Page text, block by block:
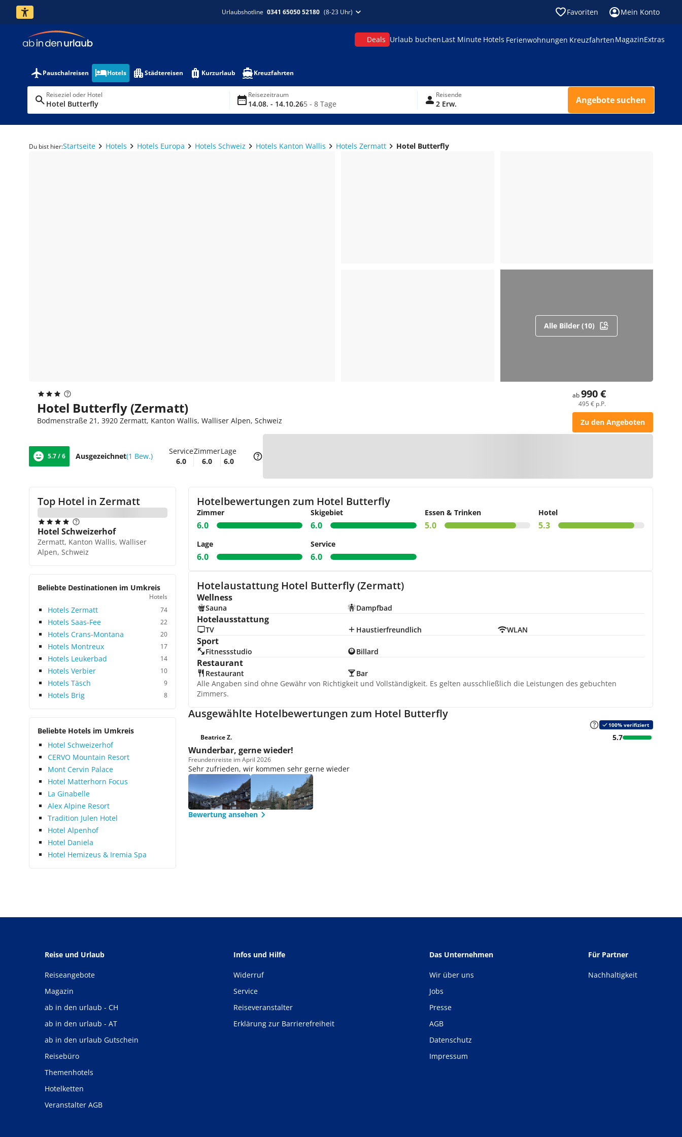
Urlaubshotline 0341 65050 52180 (8-23 Uhr) Favoriten Mein Konto
Deals Urlaub buchenLast Minute Hotels Ferienwohnungen KreuzfahrtenMagazinExtras
Pauschalreisen Hotels Städtereisen Kurzurlaub Kreuzfahrten
Reiseziel oder Hotel
Hotel Butterfly
Reisezeitraum
14.08. - 14.10.265 - 8 Tage
Reisende
2 Erw. Angebote suchen
Du bist hier:Startseite Hotels Hotels Europa Hotels Schweiz Hotels Kanton Wallis Hotels Zermatt Hotel Butterfly
Alle Bilder (10)
Hotel Butterfly (Zermatt)
Bodmenstraße 21, 3920 Zermatt, Kanton Wallis, Walliser Alpen, Schweiz
ab990 €
495 € p.P.
Zu den Angeboten
5.7 / 6 Ausgezeichnet(1 Bew.)
Service
6.0
Zimmer
6.0
Lage
6.0
Top Hotel in Zermatt
Hotel Schweizerhof
Zermatt, Kanton Wallis, Walliser
Alpen, Schweiz
Beliebte Destinationen im Umkreis
Hotels
Hotels Zermatt 74
Hotels Saas-Fee 22
Hotels Crans-Montana 20
Hotels Montreux 17
Hotels Leukerbad 14
Hotels Verbier 10
Hotels Täsch 9
Hotels Brig 8
Beliebte Hotels im Umkreis
Hotel Schweizerhof
CERVO Mountain Resort
Mont Cervin Palace
Hotel Matterhorn Focus
La Ginabelle
Alex Alpine Resort
Tradition Julen Hotel
Hotel Alpenhof
Hotel Daniela
Hotel Hemizeus & Iremia Spa
Hotelbewertungen zum Hotel Butterfly
Zimmer
6.0
Skigebiet
6.0
Essen & Trinken
5.0
Hotel
5.3
Lage
6.0
Service
6.0
Hotelaustattung Hotel Butterfly (Zermatt)
Wellness
Sauna Dampfbad
Hotelausstattung
TV Haustierfreundlich WLAN
Sport
Fitnessstudio Billard
Restaurant
Restaurant
Bar
Alle Angaben sind ohne Gewähr von Richtigkeit und Vollständigkeit. Es gelten ausschließlich die Leistungen des gebuchten
Zimmers.
Ausgewählte Hotelbewertungen zum Hotel Butterfly
100% verifiziert
Beatrice Z. 5.7
Wunderbar, gerne wieder!
Freundenreiste im April 2026
Sehr zufrieden, wir kommen sehr gerne wieder
Bewertung ansehen
Reise und Urlaub
Reiseangebote
Magazin
ab in den urlaub - CH
ab in den urlaub - AT
ab in den urlaub Gutschein
Reisebüro
Themenhotels
Hotelketten
Veranstalter AGB
Infos und Hilfe
Widerruf
Service
Reiseveranstalter
Erklärung zur Barrierefreiheit
Das Unternehmen
Wir über uns
Jobs
Presse
AGB
Datenschutz
Impressum
Für Partner
Nachhaltigkeit